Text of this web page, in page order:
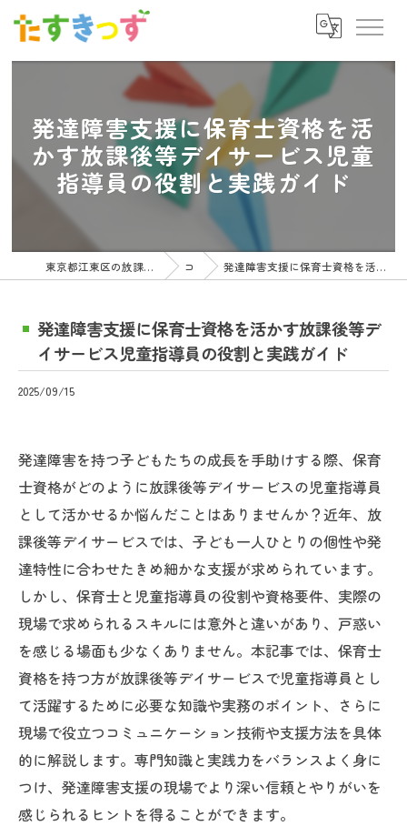
発達障害支援に保育士資格を活
かす放課後等デイサービス児童
指導員の役割と実践ガイド
東京都江東区の放課後等デイサービスの求人ならたすきっず コラム 発達障害支援に保育士資格を活かす放課後等デイサービス児童指導員の役割と実践ガイド
発達障害支援に保育士資格を活かす放課後等デ
イサービス児童指導員の役割と実践ガイド
2025/09/15
発達障害を持つ子どもたちの成長を手助けする際、保育
士資格がどのように放課後等デイサービスの児童指導員
として活かせるか悩んだことはありませんか？近年、放
課後等デイサービスでは、子ども一人ひとりの個性や発
達特性に合わせたきめ細かな支援が求められています。
しかし、保育士と児童指導員の役割や資格要件、実際の
現場で求められるスキルには意外と違いがあり、戸惑い
を感じる場面も少なくありません。本記事では、保育士
資格を持つ方が放課後等デイサービスで児童指導員とし
て活躍するために必要な知識や実務のポイント、さらに
現場で役立つコミュニケーション技術や支援方法を具体
的に解説します。専門知識と実践力をバランスよく身に
つけ、発達障害支援の現場でより深い信頼とやりがいを
感じられるヒントを得ることができます。